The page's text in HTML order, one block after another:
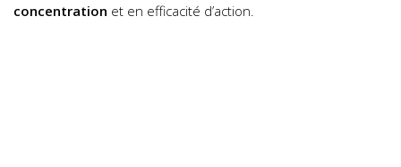
concentration et en efficacité d’action.